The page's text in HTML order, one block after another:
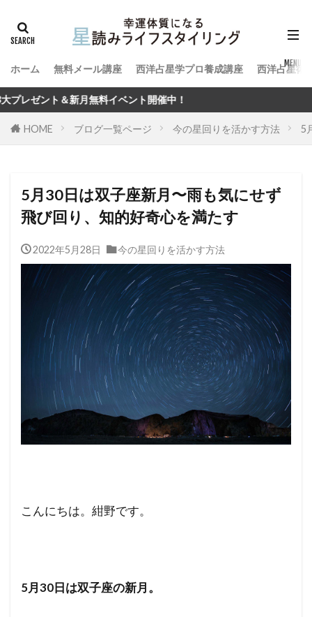
ホーム 無料メール講座 西洋占星学プロ養成講座 西洋占星術
ント開催中！
HOME ブログ一覧ページ 今の星回りを活かす方法 5
5月30日は双子座新月〜雨も気にせず
飛び回り、知的好奇心を満たす
2022年5月28日 今の星回りを活かす方法
こんにちは。紺野です。
5月30日は双子座の新月。